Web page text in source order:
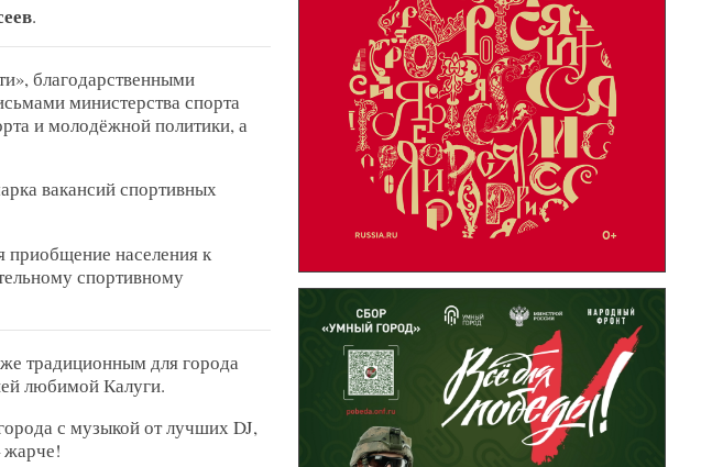
.
благодарственными
министерства спорта
и молодёжной политики, а
вакансий спортивных
приобщение населения к
спортивному
традиционным для города
любимой Калуги.
с музыкой от лучших DJ,
жарче!